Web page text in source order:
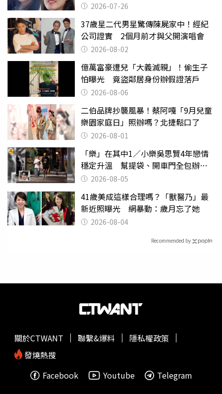
2026-07-26
37歲星二代男星驚傳陳屍家中！經紀
公司證實 2個月前才與父開演唱會
2026-08-02
億萬富豪遭兒「大義滅親」！偷生子
怕曝光 竟盜鄰居身份辦假證落戶
2026-08-06
二伯品牌抄襲風暴！蔡阿嘎「9月兒童
樂園家庭日」照辦嗎？北捷鬆口了
2026-08-01
「樂」在其中1／小樂吳思賢4年戀情
穩定升溫 幫提袋、開車門全包辦閃
瞎眾人
2026-08-05
41歲美成這樣合理嗎？「獸醫乃」最
新近照曝光 網暴動：歲月忘了她
2026-08-04
Recommended by
關於CTWANT 聯繫&爆料
隱私權政策
發燒熱搜
Facebook
Youtube Telegram